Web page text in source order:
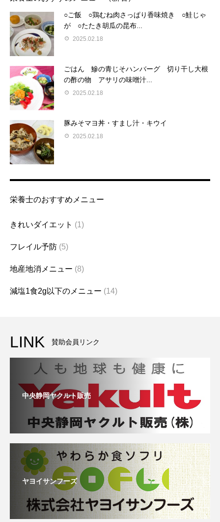
○ご飯 ○鶏むね肉さっぱり香味焼き ○鮭じゃ
が ○たたき胡瓜の昆布...
2025.02.18
ごはん 鰺の青じそハンバーグ 切り干し大根
の酢の物 アサリの味噌汁...
2025.02.18
豚みそマヨ丼・すまし汁・キウイ
2025.02.18
栄養士のおすすめメニュー
きれいダイエット (1)
フレイル予防 (5)
地産地消メニュー (8)
減塩1食2g以下のメニュー (14)
LINK 賛助会員リンク
中央静岡ヤクルト販売
ヤヨイサンフーズ